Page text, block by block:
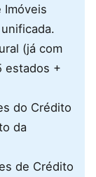
(já com
estados +
do Crédito
da
de Crédito